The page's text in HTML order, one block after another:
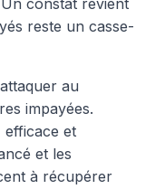
constat revient
reste un casse-
au
impayées.
efficace et
et les
à récupérer